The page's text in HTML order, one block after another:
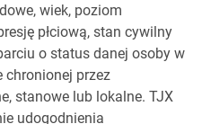
wiek, poziom
płciową, stan cywilny
o status danej osoby w
chronionej przez
stanowe lub lokalne. TJX
udogodnienia